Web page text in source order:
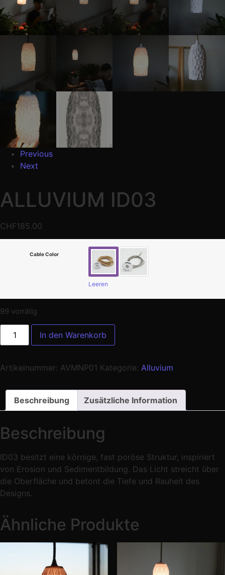
Previous
Next
ALLUVIUM ID03
CHF185.00
Cable Color
Leeren
99 vorrätig
In den Warenkorb
Artikelnummer: AVMNP01 Kategorie: Alluvium
Beschreibung Zusätzliche Information
Beschreibung
ID03 besitzt eine körnige, fast poröse Struktur, inspiriert
von Erosion und Sedimentbildung. Das Licht streicht über
die Oberfläche und betont die Tiefe und Rauheit des
Designs.
Ähnliche Produkte